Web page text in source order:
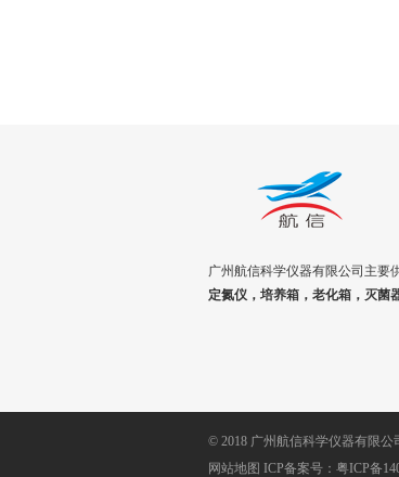
广州航信科学仪器有限公司主要
定氮仪，培养箱，老化箱，灭菌
© 2018 广州航信科学仪器有限公
网站地图 ICP备案号： 粤ICP备